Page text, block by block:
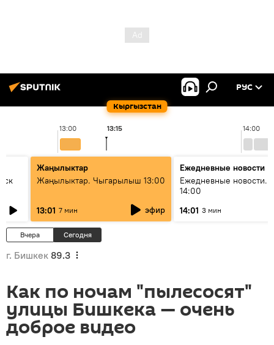
Кыргызстан
РУС
13:00 14:00
13:15
Жаңылыктар
Жаңылыктар. Чыгарылыш 13:00
13:01 7 мин эфир
Ежедневные новости
Ежедневные новости.
14:00
14:01 3 мин
Вчера Сегодня
г. Бишкек 89.3
Как по ночам "пылесосят"
улицы Бишкека — очень
доброе видео